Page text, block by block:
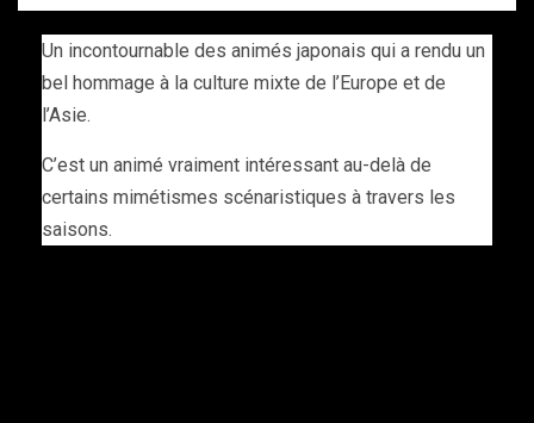
Un incontournable des animés japonais qui a rendu un
bel hommage à la culture mixte de l’Europe et de
l’Asie.
C’est un animé vraiment intéressant au-delà de
certains mimétismes scénaristiques à travers les
saisons.